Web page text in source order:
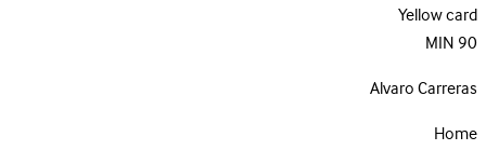
Yellow card
90
MIN
Alvaro Carreras
Home